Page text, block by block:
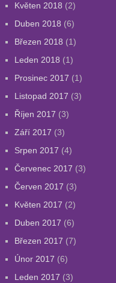
Květen 2018 (2)
Duben 2018 (6)
Březen 2018 (1)
Leden 2018 (1)
Prosinec 2017 (1)
Listopad 2017 (3)
Říjen 2017 (3)
Září 2017 (3)
Srpen 2017 (4)
Červenec 2017 (3)
Červen 2017 (3)
Květen 2017 (2)
Duben 2017 (6)
Březen 2017 (7)
Únor 2017 (6)
Leden 2017 (3)